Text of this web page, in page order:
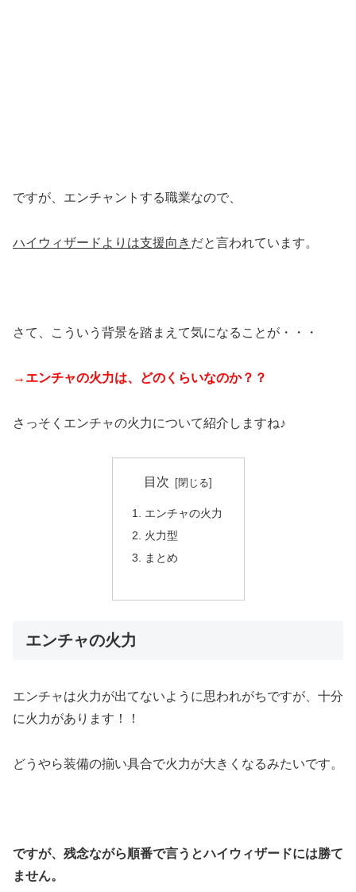
ですが、エンチャントする職業なので、
ハイウィザードよりは支援向き だと言われています。
さて、こういう背景を踏まえて気になることが・・・
→エンチャの火力は、どのくらいなのか？？
さっそくエンチャの火力について紹介しますね♪
目次
エンチャの火力
火力型
まとめ
エンチャの火力
エンチャは火力が出てないように思われがちですが、十分
に火力があります！！
どうやら装備の揃い具合で火力が大きくなるみたいです。
ですが、残念ながら順番で言うとハイウィザードには勝て
ません。